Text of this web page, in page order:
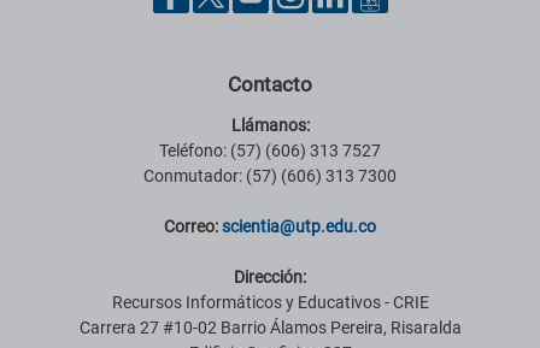
Contacto
Llámanos:
Teléfono: (57) (606) 313 7527
Conmutador: (57) (606) 313 7300
Correo:scientia@utp.edu.co
Dirección:
Recursos Informáticos y Educativos - CRIE
Carrera 27 #10-02 Barrio Álamos Pereira, Risaralda